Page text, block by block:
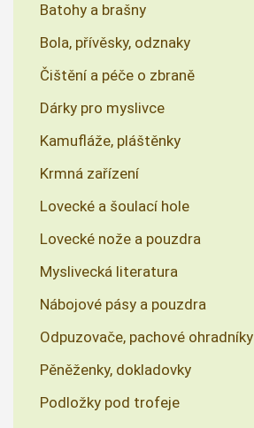
Batohy a brašny
Bola, přívěsky, odznaky
Čištění a péče o zbraně
Dárky pro myslivce
Kamufláže, pláštěnky
Krmná zařízení
Lovecké a šoulací hole
Lovecké nože a pouzdra
Myslivecká literatura
Nábojové pásy a pouzdra
Odpuzovače, pachové ohradníky
Pěněženky, dokladovky
Podložky pod trofeje